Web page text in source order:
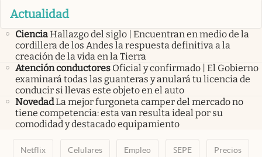
Actualidad
CienciaHallazgo del siglo | Encuentran en medio de la
cordillera de los Andes la respuesta definitiva a la
creación de la vida en la Tierra
Atención conductores Oficial y confirmado | El Gobierno
examinará todas las guanteras y anulará tu licencia de
conducir si llevas este objeto en el auto
NovedadLa mejor furgoneta camper del mercado no
tiene competencia: esta van resulta ideal por su
comodidad y destacado equipamiento
Netflix Celulares Empleo SEPE Precios